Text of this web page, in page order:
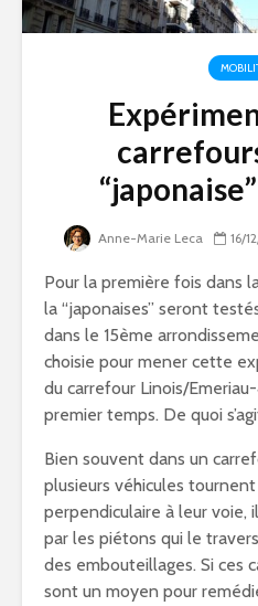
Anne-Marie Leca 16/
Pour la première fois dans
la “japonaises” seront
dans le 15ème
choisie pour mener cette
du carrefour Linois/
premier temps. De quoi
Bien souvent dans un
plusieurs véhicules tournent
perpendiculaire à leur voie,
par les piétons qui le
des embouteillages. Si ces
sont un moyen pour